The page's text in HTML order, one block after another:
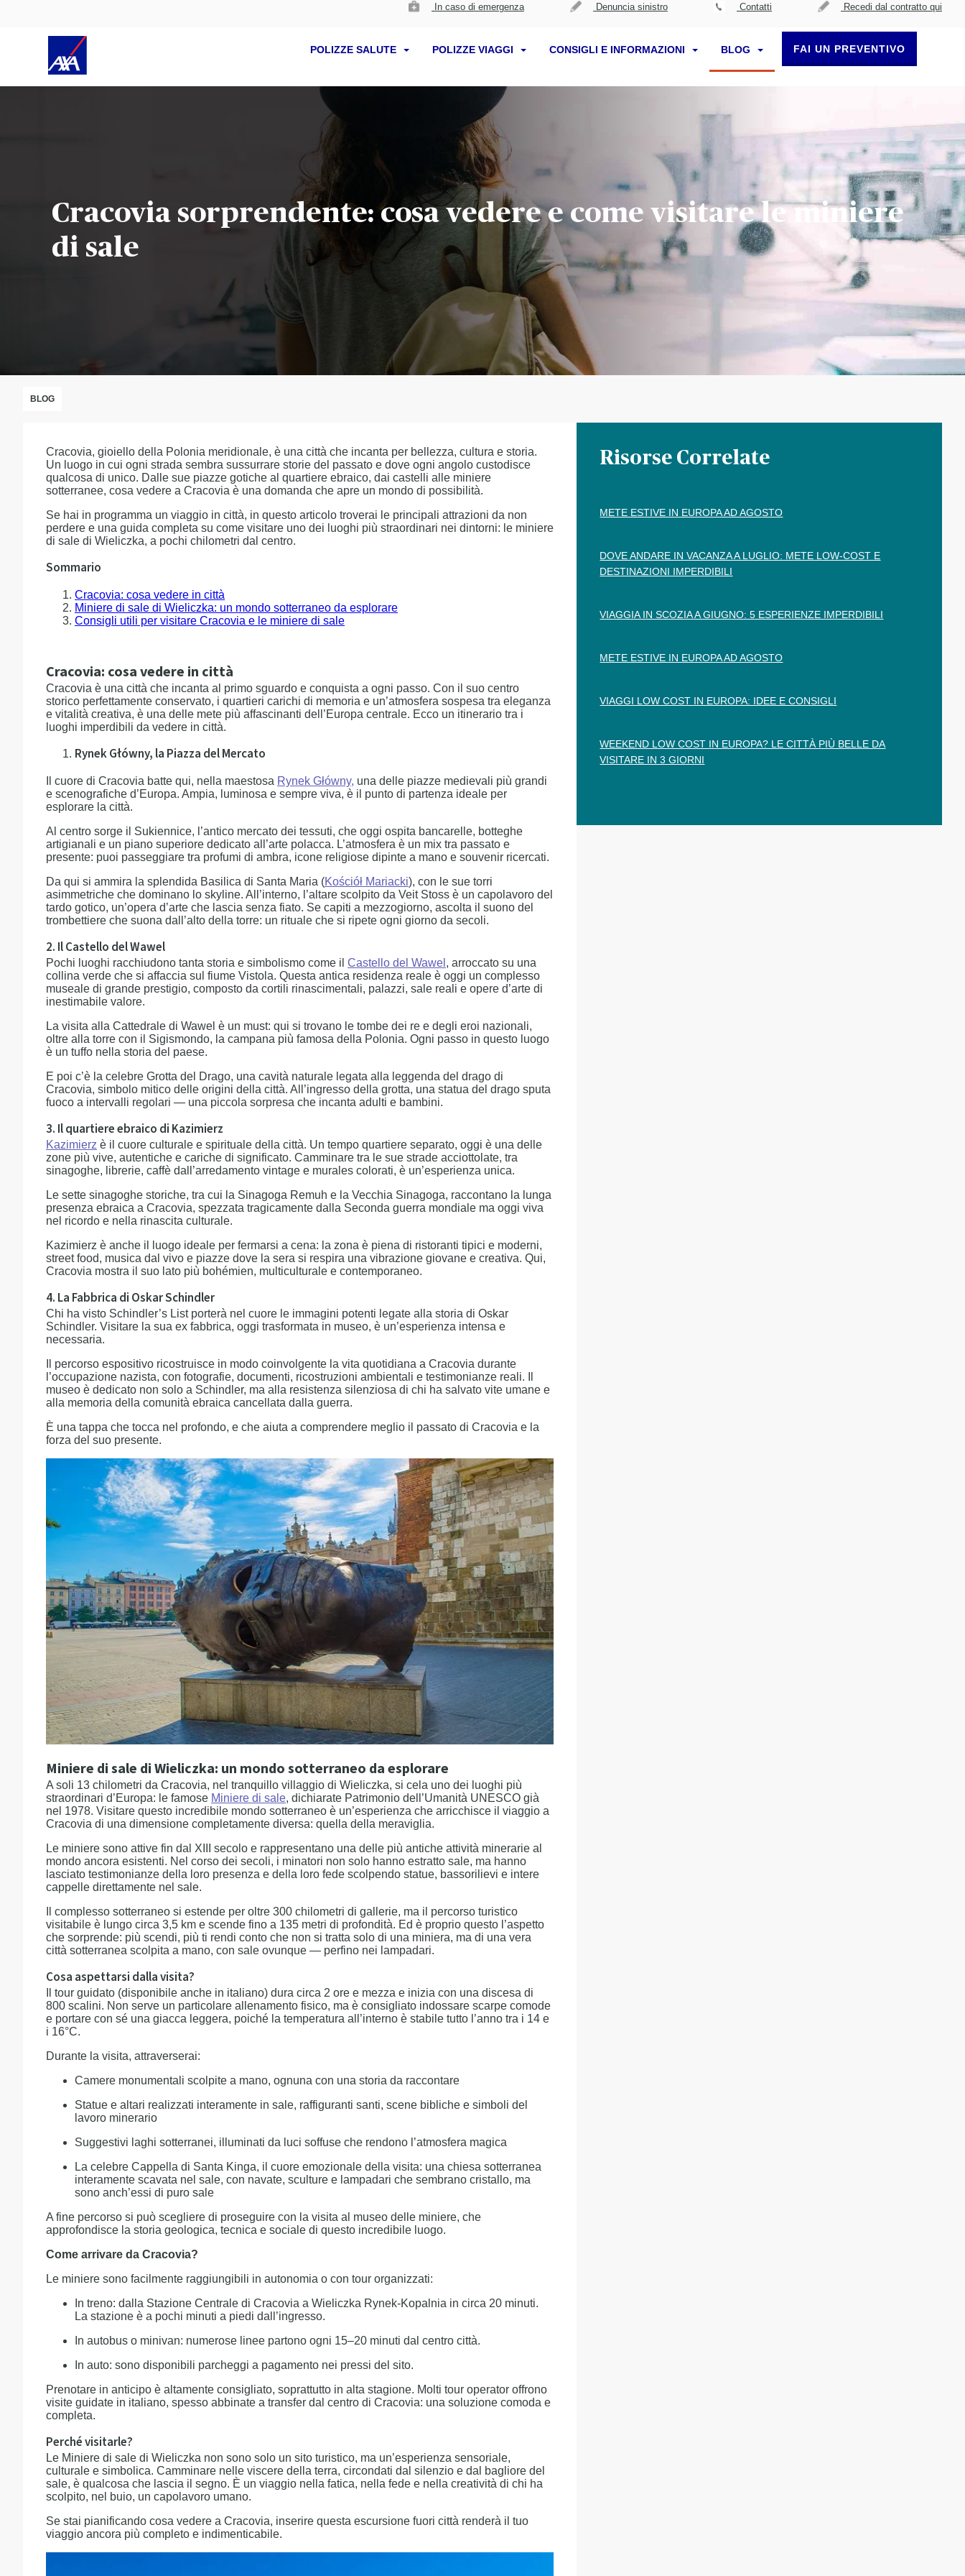
In caso di emergenza Denuncia sinistro Contatti Recedi dal contratto qui
POLIZZE SALUTE POLIZZE VIAGGI CONSIGLI E INFORMAZIONI BLOG FAI UN PREVENTIVO
Cracovia sorprendente: cosa vedere e come visitare le miniere
di sale
BLOG
Cracovia, gioiello della Polonia meridionale, è una città che incanta per bellezza, cultura e storia.
Un luogo in cui ogni strada sembra sussurrare storie del passato e dove ogni angolo custodisce
qualcosa di unico. Dalle sue piazze gotiche al quartiere ebraico, dai castelli alle miniere
sotterranee, cosa vedere a Cracovia è una domanda che apre un mondo di possibilità.
Se hai in programma un viaggio in città, in questo articolo troverai le principali attrazioni da non
perdere e una guida completa su come visitare uno dei luoghi più straordinari nei dintorni: le miniere
di sale di Wieliczka, a pochi chilometri dal centro.
Sommario
Cracovia: cosa vedere in città
Miniere di sale di Wieliczka: un mondo sotterraneo da esplorare
Consigli utili per visitare Cracovia e le miniere di sale
Cracovia: cosa vedere in città
Cracovia è una città che incanta al primo sguardo e conquista a ogni passo. Con il suo centro
storico perfettamente conservato, i quartieri carichi di memoria e un’atmosfera sospesa tra eleganza
e vitalità creativa, è una delle mete più affascinanti dell’Europa centrale. Ecco un itinerario tra i
luoghi imperdibili da vedere in città.
Rynek Główny, la Piazza del Mercato
Il cuore di Cracovia batte qui, nella maestosa Rynek Główny, una delle piazze medievali più grandi
e scenografiche d’Europa. Ampia, luminosa e sempre viva, è il punto di partenza ideale per
esplorare la città.
Al centro sorge il Sukiennice, l’antico mercato dei tessuti, che oggi ospita bancarelle, botteghe
artigianali e un piano superiore dedicato all’arte polacca. L’atmosfera è un mix tra passato e
presente: puoi passeggiare tra profumi di ambra, icone religiose dipinte a mano e souvenir ricercati.
Da qui si ammira la splendida Basilica di Santa Maria (Kościół Mariacki), con le sue torri
asimmetriche che dominano lo skyline. All’interno, l’altare scolpito da Veit Stoss è un capolavoro del
tardo gotico, un’opera d’arte che lascia senza fiato. Se capiti a mezzogiorno, ascolta il suono del
trombettiere che suona dall’alto della torre: un rituale che si ripete ogni giorno da secoli.
2. Il Castello del Wawel
Pochi luoghi racchiudono tanta storia e simbolismo come il Castello del Wawel , arroccato su una
collina verde che si affaccia sul fiume Vistola. Questa antica residenza reale è oggi un complesso
museale di grande prestigio, composto da cortili rinascimentali, palazzi, sale reali e opere d’arte di
inestimabile valore.
La visita alla Cattedrale di Wawel è un must: qui si trovano le tombe dei re e degli eroi nazionali,
oltre alla torre con il Sigismondo, la campana più famosa della Polonia. Ogni passo in questo luogo
è un tuffo nella storia del paese.
E poi c’è la celebre Grotta del Drago, una cavità naturale legata alla leggenda del drago di
Cracovia, simbolo mitico delle origini della città. All’ingresso della grotta, una statua del drago sputa
fuoco a intervalli regolari — una piccola sorpresa che incanta adulti e bambini.
3. Il quartiere ebraico di Kazimierz
Kazimierz è il cuore culturale e spirituale della città. Un tempo quartiere separato, oggi è una delle
zone più vive, autentiche e cariche di significato. Camminare tra le sue strade acciottolate, tra
sinagoghe, librerie, caffè dall’arredamento vintage e murales colorati, è un’esperienza unica.
Le sette sinagoghe storiche, tra cui la Sinagoga Remuh e la Vecchia Sinagoga, raccontano la lunga
presenza ebraica a Cracovia, spezzata tragicamente dalla Seconda guerra mondiale ma oggi viva
nel ricordo e nella rinascita culturale.
Kazimierz è anche il luogo ideale per fermarsi a cena: la zona è piena di ristoranti tipici e moderni,
street food, musica dal vivo e piazze dove la sera si respira una vibrazione giovane e creativa. Qui,
Cracovia mostra il suo lato più bohémien, multiculturale e contemporaneo.
4. La Fabbrica di Oskar Schindler
Chi ha visto Schindler’s List porterà nel cuore le immagini potenti legate alla storia di Oskar
Schindler. Visitare la sua ex fabbrica, oggi trasformata in museo, è un’esperienza intensa e
necessaria.
Il percorso espositivo ricostruisce in modo coinvolgente la vita quotidiana a Cracovia durante
l’occupazione nazista, con fotografie, documenti, ricostruzioni ambientali e testimonianze reali. Il
museo è dedicato non solo a Schindler, ma alla resistenza silenziosa di chi ha salvato vite umane e
alla memoria della comunità ebraica cancellata dalla guerra.
È una tappa che tocca nel profondo, e che aiuta a comprendere meglio il passato di Cracovia e la
forza del suo presente.
Miniere di sale di Wieliczka: un mondo sotterraneo da esplorare
A soli 13 chilometri da Cracovia, nel tranquillo villaggio di Wieliczka, si cela uno dei luoghi più
straordinari d’Europa: le famose Miniere di sale, dichiarate Patrimonio dell’Umanità UNESCO già
nel 1978. Visitare questo incredibile mondo sotterraneo è un’esperienza che arricchisce il viaggio a
Cracovia di una dimensione completamente diversa: quella della meraviglia.
Le miniere sono attive fin dal XIII secolo e rappresentano una delle più antiche attività minerarie al
mondo ancora esistenti. Nel corso dei secoli, i minatori non solo hanno estratto sale, ma hanno
lasciato testimonianze della loro presenza e della loro fede scolpendo statue, bassorilievi e intere
cappelle direttamente nel sale.
Il complesso sotterraneo si estende per oltre 300 chilometri di gallerie, ma il percorso turistico
visitabile è lungo circa 3,5 km e scende fino a 135 metri di profondità. Ed è proprio questo l’aspetto
che sorprende: più scendi, più ti rendi conto che non si tratta solo di una miniera, ma di una vera
città sotterranea scolpita a mano, con sale ovunque — perfino nei lampadari.
Cosa aspettarsi dalla visita?
Il tour guidato (disponibile anche in italiano) dura circa 2 ore e mezza e inizia con una discesa di
800 scalini. Non serve un particolare allenamento fisico, ma è consigliato indossare scarpe comode
e portare con sé una giacca leggera, poiché la temperatura all’interno è stabile tutto l’anno tra i 14 e
i 16°C.
Durante la visita, attraverserai:
Camere monumentali scolpite a mano, ognuna con una storia da raccontare
Statue e altari realizzati interamente in sale, raffiguranti santi, scene bibliche e simboli del
lavoro minerario
Suggestivi laghi sotterranei, illuminati da luci soffuse che rendono l’atmosfera magica
La celebre Cappella di Santa Kinga, il cuore emozionale della visita: una chiesa sotterranea
interamente scavata nel sale, con navate, sculture e lampadari che sembrano cristallo, ma
sono anch’essi di puro sale
A fine percorso si può scegliere di proseguire con la visita al museo delle miniere, che
approfondisce la storia geologica, tecnica e sociale di questo incredibile luogo.
Come arrivare da Cracovia?
Le miniere sono facilmente raggiungibili in autonomia o con tour organizzati:
In treno: dalla Stazione Centrale di Cracovia a Wieliczka Rynek-Kopalnia in circa 20 minuti.
La stazione è a pochi minuti a piedi dall’ingresso.
In autobus o minivan: numerose linee partono ogni 15–20 minuti dal centro città.
In auto: sono disponibili parcheggi a pagamento nei pressi del sito.
Prenotare in anticipo è altamente consigliato, soprattutto in alta stagione. Molti tour operator offrono
visite guidate in italiano, spesso abbinate a transfer dal centro di Cracovia: una soluzione comoda e
completa.
Perché visitarle?
Le Miniere di sale di Wieliczka non sono solo un sito turistico, ma un’esperienza sensoriale,
culturale e simbolica. Camminare nelle viscere della terra, circondati dal silenzio e dal bagliore del
sale, è qualcosa che lascia il segno. È un viaggio nella fatica, nella fede e nella creatività di chi ha
scolpito, nel buio, un capolavoro umano.
Se stai pianificando cosa vedere a Cracovia, inserire questa escursione fuori città renderà il tuo
viaggio ancora più completo e indimenticabile.
Risorse Correlate
METE ESTIVE IN EUROPA AD AGOSTO
DOVE ANDARE IN VACANZA A LUGLIO: METE LOW-COST E
DESTINAZIONI IMPERDIBILI
VIAGGIA IN SCOZIA A GIUGNO: 5 ESPERIENZE IMPERDIBILI
METE ESTIVE IN EUROPA AD AGOSTO
VIAGGI LOW COST IN EUROPA: IDEE E CONSIGLI
WEEKEND LOW COST IN EUROPA? LE CITTÀ PIÙ BELLE DA
VISITARE IN 3 GIORNI